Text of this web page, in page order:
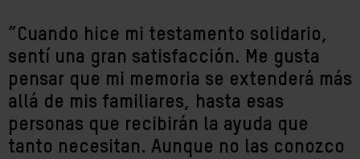
“Cuando hice mi testamento solidario,
sentí una gran satisfacción. Me gusta
pensar que mi memoria se extenderá más
allá de mis familiares, hasta esas
personas que recibirán la ayuda que
tanto necesitan. Aunque no las conozco